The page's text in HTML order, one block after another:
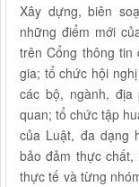
Xây dựng, biên
những điểm mới
trên Cổng thông
gia; tổ chức hội
các bộ, ngành,
quan; tổ chức tập
của Luật, đa dạng
bảo đảm thực
thực tế và từng